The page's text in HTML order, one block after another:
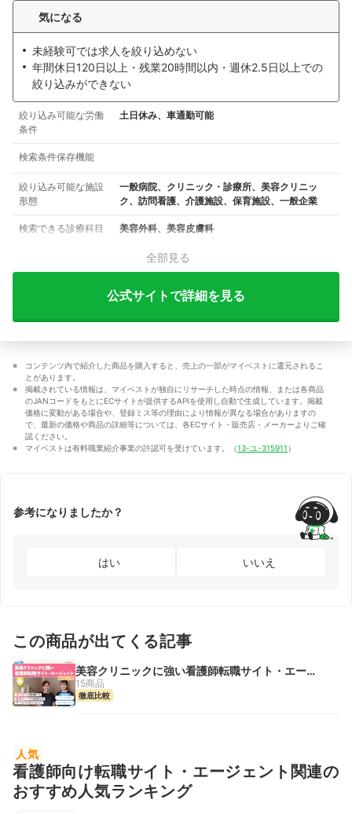
気になる
未経験可では求人を絞り込めない
年間休日120日以上・残業20時間以内・週休2.5日以上での
絞り込みができない
絞り込み可能な労働
条件
土日休み、車通勤可能
検索条件保存機能
絞り込み可能な施設
形態
一般病院、クリニック・診療所、美容クリニッ
ク、訪問看護、介護施設、保育施設、一般企業
検索できる診療科目 美容外科、美容皮膚科
全部見る
公式サイトで詳細を見る
コンテンツ内で紹介した商品を購入すると、売上の一部がマイベストに還元されるこ
とがあります。
掲載されている情報は、マイベストが独自にリサーチした時点の情報、または各商品
のJANコードをもとにECサイトが提供するAPIを使用し自動で生成しています。掲載
価格に変動がある場合や、登録ミス等の理由により情報が異なる場合がありますの
で、最新の価格や商品の詳細等については、各ECサイト・販売店・メーカーよりご確
認ください。
マイベストは有料職業紹介事業の許認可を受けています。（13-ユ-315911）
参考になりましたか？
はい いいえ
この商品が出てくる記事
美容クリニックに強い看護師転職サイト・エージ
ェント
15商品
徹底比較
人気
看護師向け転職サイト・エージェント関連の
おすすめ人気ランキング